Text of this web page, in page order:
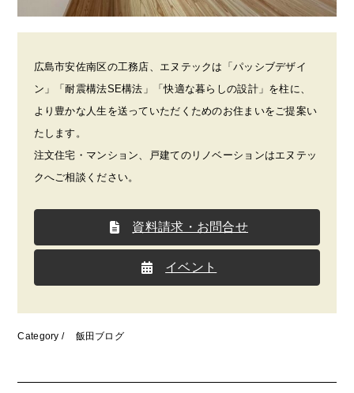
広島市安佐南区の工務店、エヌテックは「パッシブデザイ
ン」「耐震構法SE構法」「快適な暮らしの設計」を柱に、
より豊かな人生を送っていただくためのお住まいをご提案い
たします。
注文住宅・マンション、戸建てのリノベーションはエヌテッ
クへご相談ください。
資料請求・お問合せ
イベント
Category / 飯田ブログ